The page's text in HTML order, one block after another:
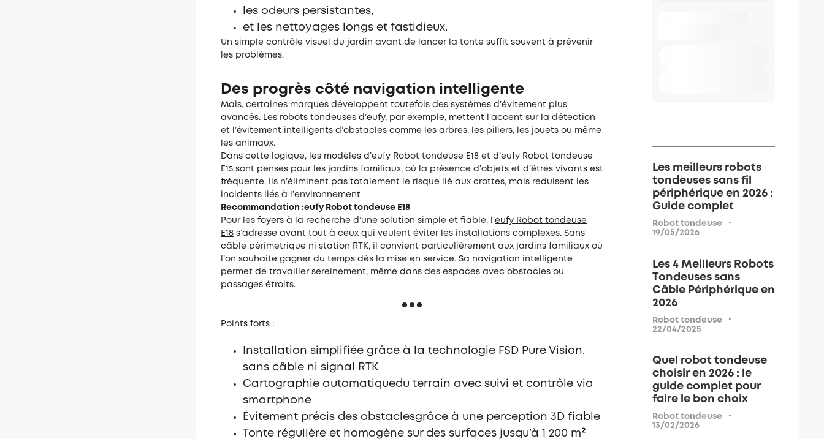
les odeurs persistantes,
et les nettoyages longs et fastidieux.
Un simple contrôle visuel du jardin avant de lancer la tonte suffit souvent à prévenir
les problèmes.
Des progrès côté navigation intelligente
Mais, certaines marques développent toutefois des systèmes d’évitement plus
avancés. Les robots tondeuses d’eufy, par exemple, mettent l’accent sur la détection
et l’évitement intelligents d’obstacles comme les arbres, les piliers, les jouets ou même
les animaux.
Dans cette logique, les modèles d’eufy Robot tondeuse E18 et d’eufy Robot tondeuse
E15 sont pensés pour les jardins familiaux, où la présence d’objets et d’êtres vivants est
fréquente. Ils n’éliminent pas totalement le risque lié aux crottes, mais réduisent les
incidents liés à l’environnement
Recommandation :eufy Robot tondeuse E18
Pour les foyers à la recherche d’une solution simple et fiable, l’eufy Robot tondeuse
E18 s’adresse avant tout à ceux qui veulent éviter les installations complexes. Sans
câble périmétrique ni station RTK, il convient particulièrement aux jardins familiaux où
l’on souhaite gagner du temps dès la mise en service. Sa navigation intelligente
permet de travailler sereinement, même dans des espaces avec obstacles ou
passages étroits.
Points forts :
Installation simplifiée grâce à la technologie FSD Pure Vision,
sans câble ni signal RTK
Cartographie automatiquedu terrain avec suivi et contrôle via
smartphone
Évitement précis des obstaclesgrâce à une perception 3D fiable
Tonte régulière et homogène sur des surfaces jusqu’à 1 200 m²
Les meilleurs robots
tondeuses sans fil
périphérique en 2026 :
Guide complet
Robot tondeuse ·
19/05/2026
Les 4 Meilleurs Robots
Tondeuses sans
Câble Périphérique en
2026
Robot tondeuse ·
22/04/2025
Quel robot tondeuse
choisir en 2026 : le
guide complet pour
faire le bon choix
Robot tondeuse ·
13/02/2026